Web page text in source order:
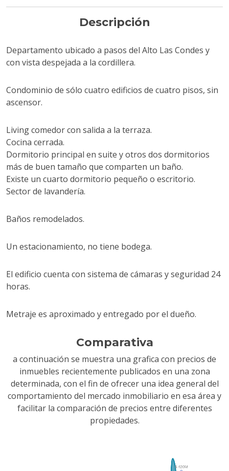
Descripción
Departamento ubicado a pasos del Alto Las Condes y
con vista despejada a la cordillera.
Condominio de sólo cuatro edificios de cuatro pisos, sin
ascensor.
Living comedor con salida a la terraza.
Cocina cerrada.
Dormitorio principal en suite y otros dos dormitorios
más de buen tamaño que comparten un baño.
Existe un cuarto dormitorio pequeño o escritorio.
Sector de lavandería.
Baños remodelados.
Un estacionamiento, no tiene bodega.
El edificio cuenta con sistema de cámaras y seguridad 24
horas.
Metraje es aproximado y entregado por el dueño.
Comparativa
a continuación se muestra una grafica con precios de
inmuebles recientemente publicados en una zona
determinada, con el fin de ofrecer una idea general del
comportamiento del mercado inmobiliario en esa área y
facilitar la comparación de precios entre diferentes
propiedades.